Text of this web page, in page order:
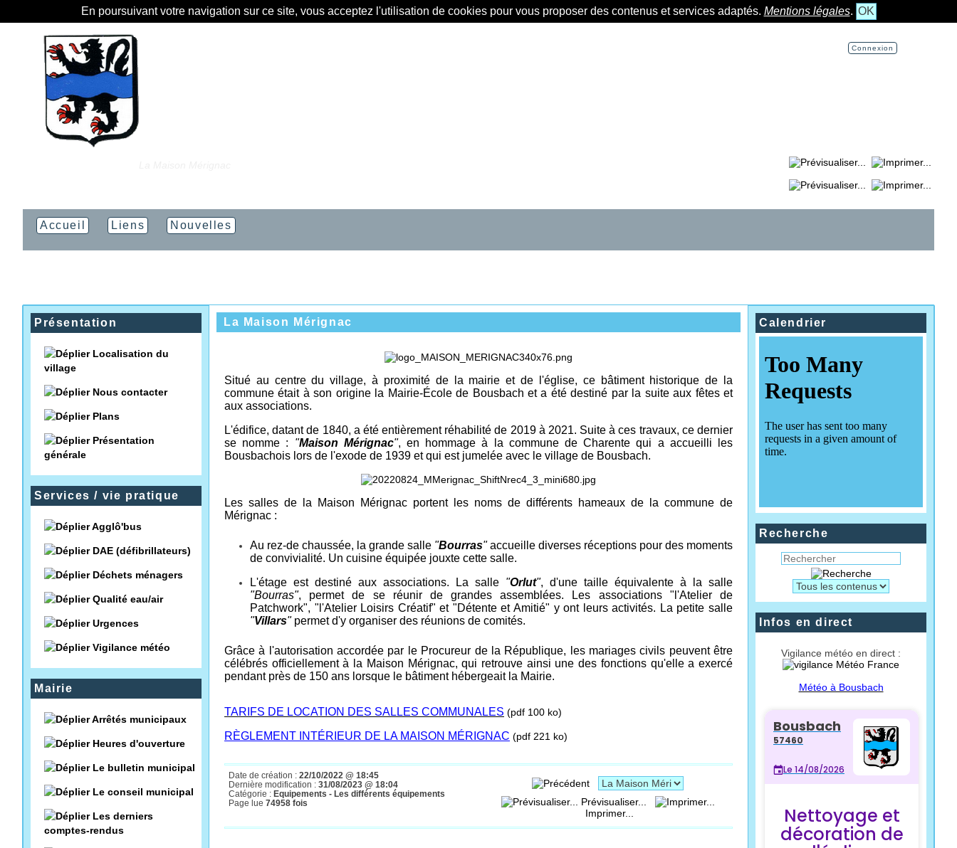
En poursuivant votre navigation sur ce site, vous acceptez l'utilisation de cookies pour vous proposer des contenus et services adaptés. Mentions légales. OK
Connexion
Accueil Liens Nouvelles
Présentation
Localisation du
village
Nous contacter
Plans
Présentation
générale
Services / vie pratique
Agglô'bus
DAE (défibrillateurs)
Déchets ménagers
Qualité eau/air
Urgences
Vigilance météo
Mairie
Arrêtés municipaux
Heures d'ouverture
Le bulletin municipal
Le conseil municipal
Les derniers
comptes-rendus
La Maison Mérignac
Situé au centre du village, à proximité de la mairie et de l'église, ce bâtiment historique de la
commune était à son origine la Mairie-École de Bousbach et a été destiné par la suite aux fêtes et
aux associations.
L'édifice, datant de 1840, a été entièrement réhabilité de 2019 à 2021. Suite à ces travaux, ce dernier
se nomme : "Maison Mérignac", en hommage à la commune de Charente qui a accueilli les
Bousbachois lors de l'exode de 1939 et qui est jumelée avec le village de Bousbach.
Les salles de la Maison Mérignac portent les noms de différents hameaux de la commune de
Mérignac :
Au rez-de chaussée, la grande salle "Bourras"accueille diverses réceptions pour des moments
de convivialité. Un cuisine équipée jouxte cette salle.
L'étage est destiné aux associations. La salle "Orlut", d'une taille équivalente à la salle
"Bourras", permet de se réunir de grandes assemblées. Les associations "l'Atelier de
Patchwork", "l'Atelier Loisirs Créatif" et "Détente et Amitié" y ont leurs activités. La petite salle
"Villars"permet d'y organiser des réunions de comités.
Grâce à l'autorisation accordée par le Procureur de la République, les mariages civils peuvent être
célébrés officiellement à la Maison Mérignac, qui retrouve ainsi une des fonctions qu'elle a exercé
pendant près de 150 ans lorsque le bâtiment hébergeait la Mairie.
TARIFS DE LOCATION DES SALLES COMMUNALES (pdf 100 ko)
RÈGLEMENT INTÉRIEUR DE LA MAISON MÉRIGNAC (pdf 221 ko)
Date de création : 22/10/2022 @ 18:45
Dernière modification : 31/08/2023 @ 18:04
Catégorie : Equipements - Les différents équipements
Page lue 74958 fois
Prévisualiser...
Imprimer...
Calendrier
Recherche
Infos en direct
Vigilance météo en direct :
Météo à Bousbach